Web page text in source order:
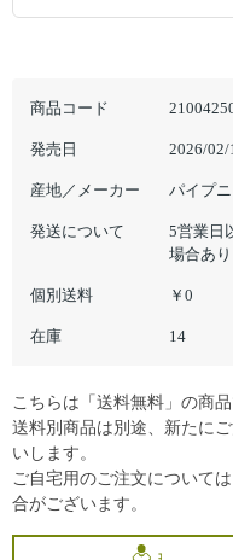
商品コード
発売日 2026/02/
産地／メーカー パイプ
発送について
5営業日
場合あ
個別送料 ￥0
在庫 14
こちらは「送料無料」の商品
送料別商品は別途、新たに
いします。
ご自宅用のご注文について
合がございます。